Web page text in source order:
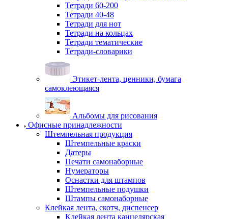
Тетради 60-200
Тетради 40-48
Тетради для нот
Тетради на кольцах
Тетради тематические
Тетради-словарики
Этикет-лента, ценники, бумага
самоклеющаяся
Альбомы для рисования
Офисные принадлежности
Штемпельная продукция
Штемпельные краски
Датеры
Печати самонаборные
Нумераторы
Оснастки для штампов
Штемпельные подушки
Штампы самонаборные
Клейкая лента, скотч, диспенсер
Клейкая лента канцелярская